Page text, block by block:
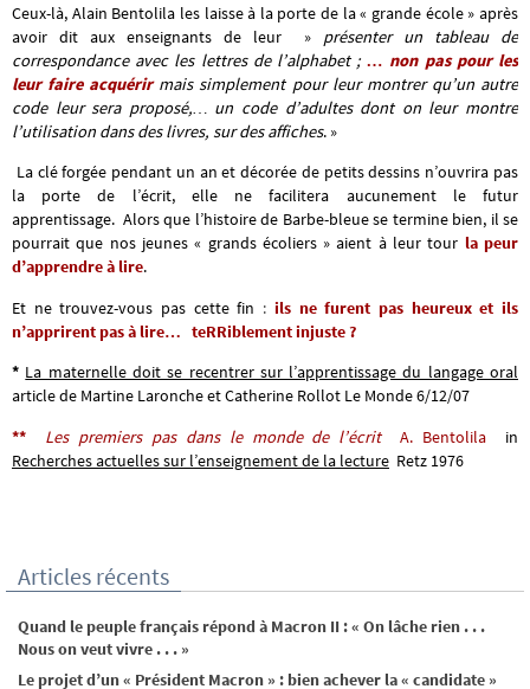
Ceux-là, Alain Bentolila les laisse à la porte de la « grande école » après
avoir dit aux enseignants de leur » présenter un tableau de
correspondance avec les lettres de l’alphabet ;… non pas pour les
leur faire acquérir mais simplement pour leur montrer qu’un autre
code leur sera proposé,… un code d’adultes dont on leur montre
l’utilisation dans des livres, sur des affiches. »
La clé forgée pendant un an et décorée de petits dessins n’ouvrira pas
la porte de l’écrit, elle ne facilitera aucunement le futur
apprentissage. Alors que l’histoire de Barbe-bleue se termine bien, il se
pourrait que nos jeunes « grands écoliers » aient à leur tour la peur
d’apprendre à lire.
Et ne trouvez-vous pas cette fin : ils ne furent pas heureux et ils
n’apprirent pas à lire… teRRiblement injuste ?
* La maternelle doit se recentrer sur l’apprentissage du langage oral
article de Martine Laronche et Catherine Rollot Le Monde 6/12/07
**
Les premiers pas dans le monde de l’écrit A. Bentolila in
Recherches actuelles sur l’enseignement de la lecture Retz 1976
Articles récents
Quand le peuple français répond à Macron II : « On lâche rien . . .
Nous on veut vivre . . . »
Le projet d’un « Président Macron » : bien achever la « candidate »